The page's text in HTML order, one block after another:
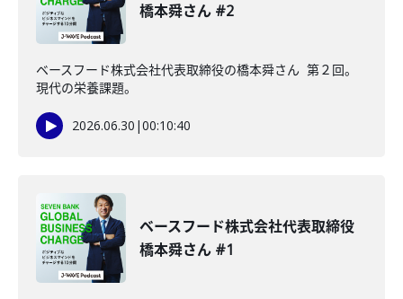
橋本舜さん #2
ベースフード株式会社代表取締役の橋本舜さん 第２回。
現代の栄養課題。
2026.06.30 |00:10:40
ベースフード株式会社代表取締役
橋本舜さん #1